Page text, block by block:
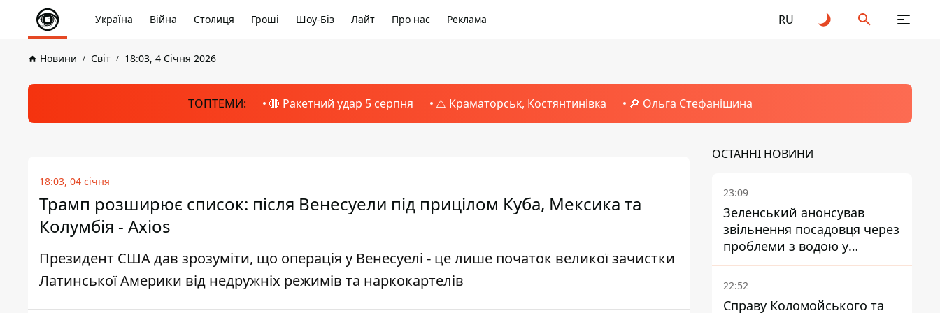
Україна Війна Столиця Гроші Шоу-Біз Лайт Про нас Реклама RU
Новини Світ 18:03, 4 Січня 2026
ТОПТЕМИ: 🔴 Ракетний удар 5 серпня ⚠️ Краматорськ, Костянтинівка 🔎 Ольга Стефанішина
18:03, 04 січня
Трамп розширює список: після Венесуели під прицілом Куба, Мексика та
Колумбія - Axios
Президент США дав зрозуміти, що операція у Венесуелі - це лише початок великої зачистки
Латинської Америки від недружніх режимів та наркокартелів
ОСТАННІ НОВИНИ
23:09
Зеленський анонсував
звільнення посадовця через
проблеми з водою у
Марганці
22:52
Справу Коломойського та